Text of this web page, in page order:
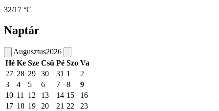
32/17 °C
Naptár
Augusztus2026
Hé Ke Sze Csü Pé Szo Va
27 28 29 30 31 1
2
3
4 5 6 7 8
9
10 11 12 13 14 15
16
17 18 19 20 21 22
23